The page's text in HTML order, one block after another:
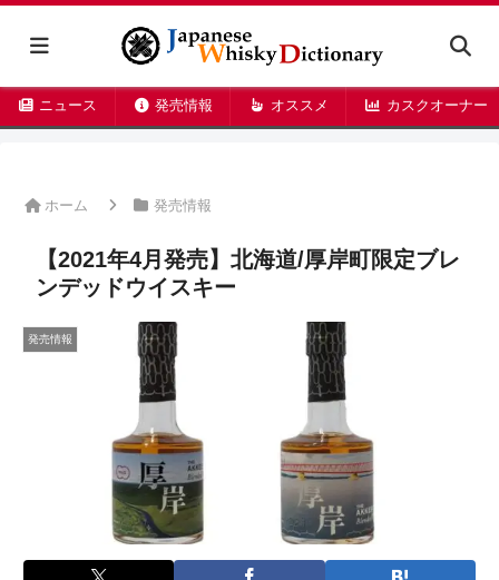
ニュース 発売情報 オススメ カスクオーナー
ホーム 発売情報
【2021年4月発売】北海道/厚岸町限定ブレ
ンデッドウイスキー
発売情報